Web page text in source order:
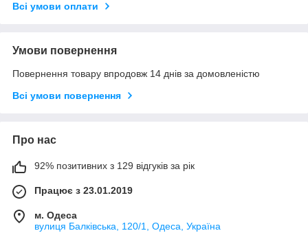
Всі умови оплати
Умови повернення
Повернення товару впродовж 14 днів за домовленістю
Всі умови повернення
Про нас
92% позитивних з 129 відгуків за рік
Працює з 23.01.2019
м. Одеса
вулиця Балківська, 120/1, Одеса, Україна